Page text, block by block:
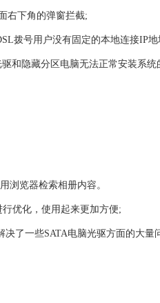
右下角的弹窗拦截;
拨号用户没有固定的本地连接IP地
和隐藏分区电脑无法正常安装系统
浏览器检索相册内容。
优化，使用起来更加方便;
了一些SATA电脑光驱方面的大量